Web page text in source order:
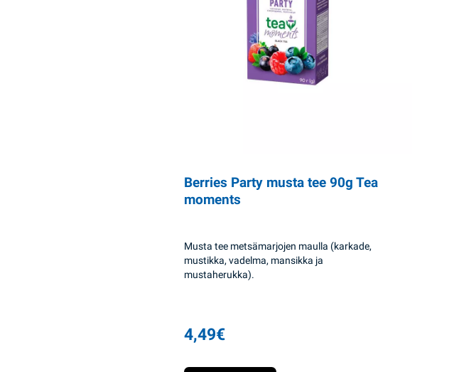
Berries Party musta tee 90g Tea
moments
Musta tee metsämarjojen maulla (karkade,
mustikka, vadelma, mansikka ja
mustaherukka).
4,49€